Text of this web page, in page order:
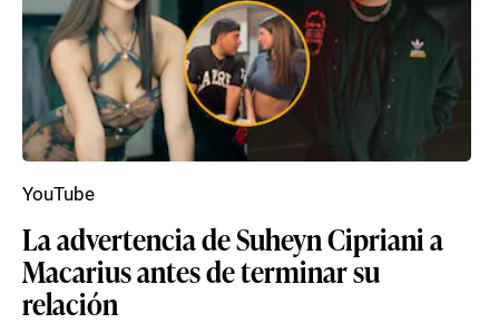
La advertencia de Suheyn Cipriani a
Macarius antes de terminar su
relación
YouTube